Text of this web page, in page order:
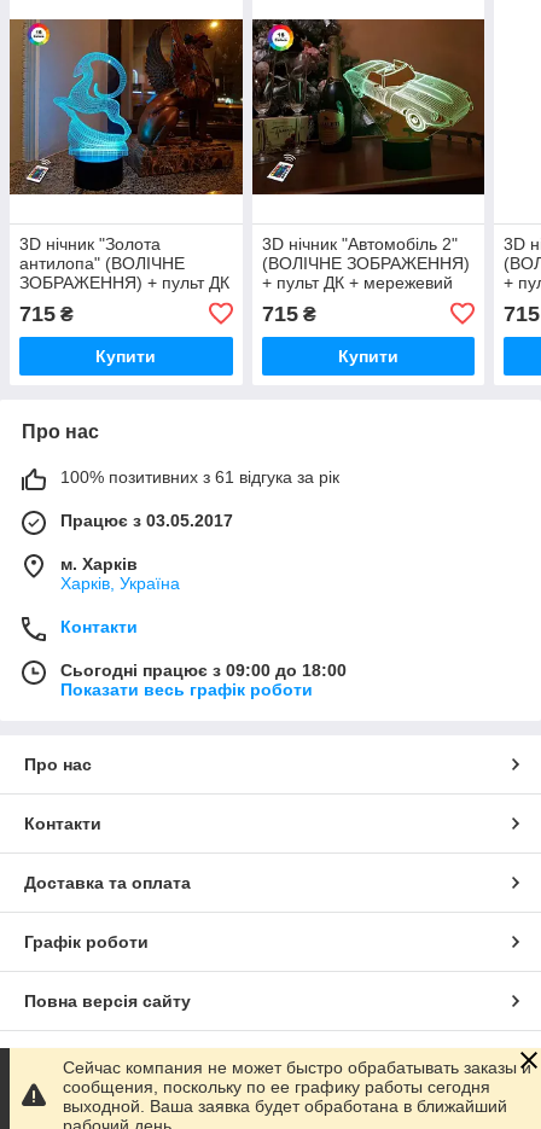
3D нічник "Золота
антилопа" (ВОЛІЧНЕ
ЗОБРАЖЕННЯ) + пульт ДК
+батарейки (3ААА)
3DTOYSLAMP
715 ₴
Купити
3D нічник "Автомобіль 2"
(ВОЛІЧНЕ ЗОБРАЖЕННЯ)
+ пульт ДК + мережевий
(3ААА) 3DTOYSLAMP
715₴
Купити
3D
+
715
Про нас
100% позитивних з 61 відгука за рік
Працює з 03.05.2017
м. Харків
Харків, Україна
Контакти
Сьогодні працює з 09:00 до 18:00
Показати весь графік роботи
Про нас
Контакти
Доставка та оплата
Графік роботи
Повна версія сайту
Сайт створено на маркетплейсі Prom.ua
Політика конфіденційності
Сейчас компания не может быстро обрабатывать заказы и
сообщения, поскольку по ее графику работы сегодня
выходной. Ваша заявка будет обработана в ближайший